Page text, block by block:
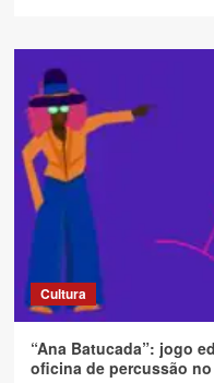
Cultura
“Ana Batucada”: jogo
oficina de percussão